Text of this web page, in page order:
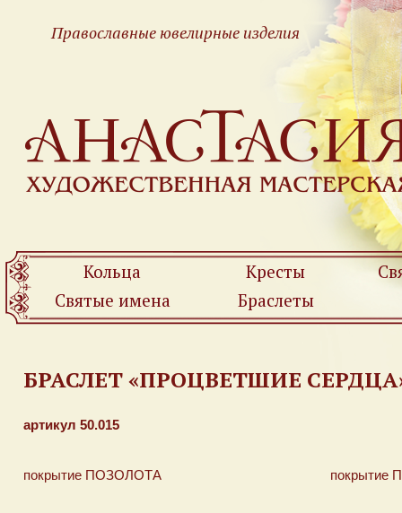
Православные ювелирные изделия
Кольца Кресты
Святые имена
Браслеты
БРАСЛЕТ «ПРОЦВЕТШИЕ
артикул 50.015
покрытие ПОЗОЛОТА покрытие